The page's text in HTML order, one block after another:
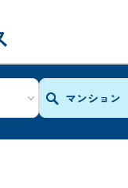
マンション